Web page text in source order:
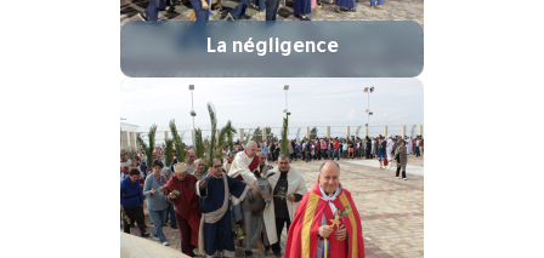
La négligence